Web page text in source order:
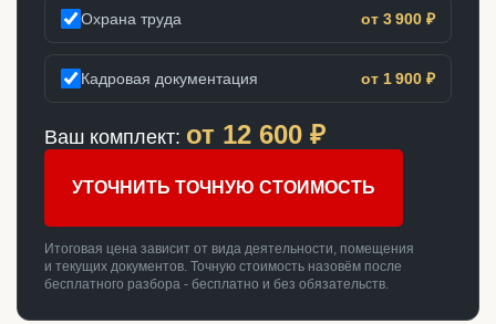
Охрана труда от 3 900 ₽
Кадровая документация от 1 900 ₽
Ваш комплект: от 12 600 ₽
УТОЧНИТЬ ТОЧНУЮ СТОИМОСТЬ
Итоговая цена зависит от вида деятельности, помещения
и текущих документов. Точную стоимость назовём после
бесплатного разбора - бесплатно и без обязательств.